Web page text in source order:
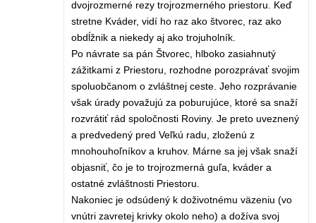
dvojrozmerné rezy trojrozmerného priestoru. Keď
stretne Kváder, vidí ho raz ako štvorec, raz ako
obdĺžnik a niekedy aj ako trojuholník.
Po návrate sa pán Štvorec, hlboko zasiahnutý
zážitkami z Priestoru, rozhodne porozprávať svojim
spoluobčanom o zvláštnej ceste. Jeho rozprávanie
však úrady považujú za poburujúce, ktoré sa snaží
rozvrátiť rád spoločnosti Roviny. Je preto uveznený
a predvedený pred Veľkú radu, zloženú z
mnohouhoľníkov a kruhov. Márne sa jej však snaží
objasniť, čo je to trojrozmerná guľa, kváder a
ostatné zvláštnosti Priestoru.
Nakoniec je odsúdený k doživotnému väzeniu (vo
vnútri zavretej krivky okolo neho) a dožíva svoj